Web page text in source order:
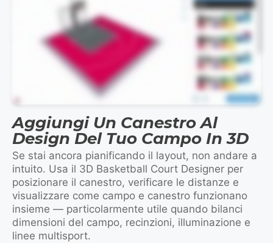
Aggiungi Un Canestro Al
Design Del Tuo Campo In 3D
Se stai ancora pianificando il layout, non andare a
intuito. Usa il 3D Basketball Court Designer per
posizionare il canestro, verificare le distanze e
visualizzare come campo e canestro funzionano
insieme — particolarmente utile quando bilanci
dimensioni del campo, recinzioni, illuminazione e
linee multisport.